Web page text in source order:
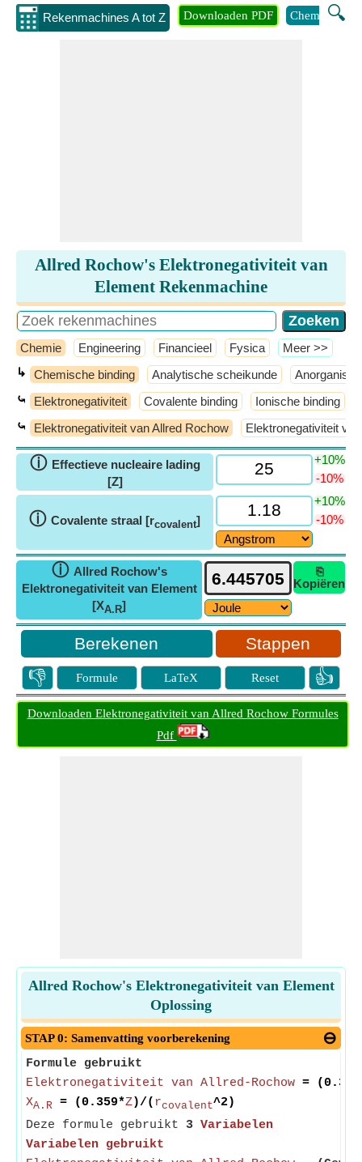
Rekenmachines A tot Z 🔍
Downloaden PDF Chemie
Allred Rochow's Elektronegativiteit van
Element Rekenmachine
Chemie Engineering Financieel Fysica ​Meer >>
↳ Chemische binding Analytische scheikunde
⤿ Elektronegativiteit Covalente binding Ionische binding
⤿ Elektronegativiteit van Allred Rochow Elektronegativiteit
ⓘ Effectieve nucleaire lading
[Z]
+10%
-10%
ⓘ Covalente straal [rcovalent]
+10%
-10%
ⓘ Allred Rochow's
Elektronegativiteit van Element
[XA.R]
⎘
Kopiëren
Stappen
👎 Formule LaTeX Reset 👍
Downloaden Elektronegativiteit van Allred Rochow Formules
Pdf
Allred Rochow's Elektronegativiteit van Element
Oplossing
STAP 0: Samenvatting voorberekening
Formule gebruikt
Elektronegativiteit van Allred-Rochow =
XA.R = (0.359*Z)/( rcovalent^2)
Deze formule gebruikt 3 Variabelen
Variabelen gebruikt